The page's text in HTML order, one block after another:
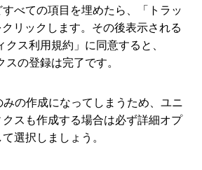
べての項目を埋めたら、「トラッ
リックします。その後表示される
クス利用規約」に同意すると、
の登録は完了です。
の作成になってしまうため、ユニ
スも作成する場合は必ず詳細オプ
選択しましょう。